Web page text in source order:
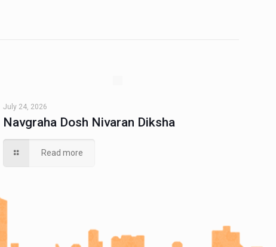
July 24, 2026
Navgraha Dosh Nivaran Diksha
Read more